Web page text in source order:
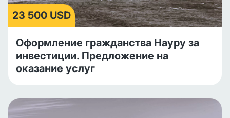
23 500 USD
Оформление гражданства Науру за
инвестиции. Предложение на
оказание услуг